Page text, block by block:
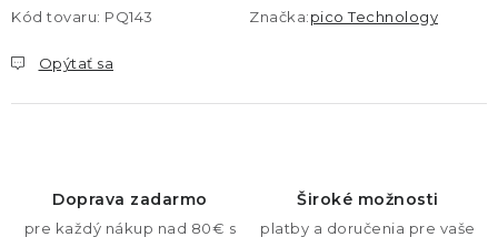
Kód tovaru: PQ143 Značka:pico Technology
Opýtať sa
Doprava zadarmo
pre každý nákup nad 80€ s
Široké možnosti
platby a doručenia pre vaše